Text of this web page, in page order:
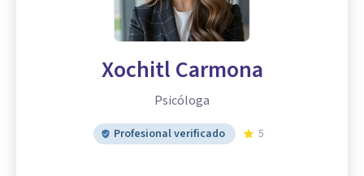
Xochitl Carmona
Psicóloga
Profesional verificado 5